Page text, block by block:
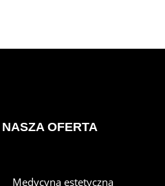
NASZA OFERTA
Medycyna estetyczna